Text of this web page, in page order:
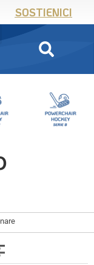
SOSTIENICI